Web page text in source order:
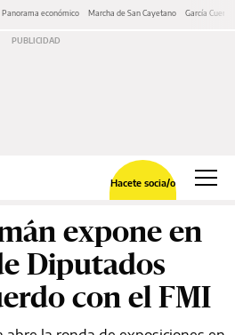
Panorama económico Marcha de San Cayetano García Cuerva
Hacete socia/o
expone en
Diputados
con el FMI